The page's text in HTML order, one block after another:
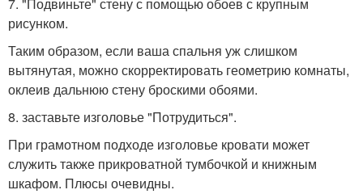
7. "Подвиньте" стену с помощью обоев с крупным
рисунком.
Таким образом, если ваша спальня уж слишком
вытянутая, можно скорректировать геометрию комнаты,
оклеив дальнюю стену броскими обоями.
8. заставьте изголовье "Потрудиться".
При грамотном подходе изголовье кровати может
служить также прикроватной тумбочкой и книжным
шкафом. Плюсы очевидны.